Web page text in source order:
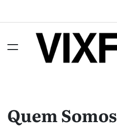
Quem Somos